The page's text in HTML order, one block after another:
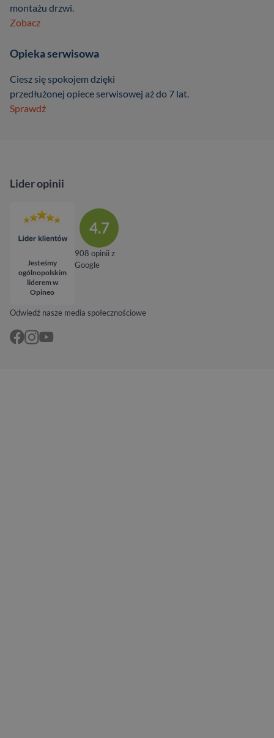
montażu drzwi.
Zobacz
Opieka serwisowa
Ciesz się spokojem dzięki
przedłużonej opiece serwisowej aż do 7 lat.
Sprawdź
Odwiedź nasze media społecznościowe
Lider opinii
Jesteśmy
ogólnopolskim
liderem w
Opineo
4.7
908 opinii z
Google